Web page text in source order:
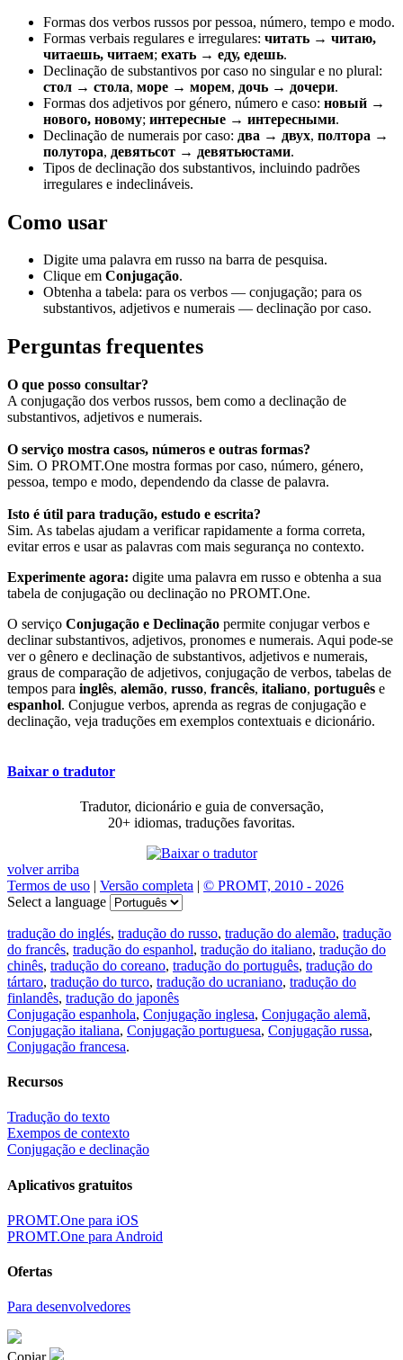
Formas dos verbos russos por pessoa, número, tempo e modo.
Formas verbais regulares e irregulares: читать → читаю,
читаешь, читаем; ехать → еду, едешь.
Declinação de substantivos por caso no singular e no plural:
стол → стола, море → морем, дочь → дочери.
Formas dos adjetivos por género, número e caso: новый →
нового, новому; интересные → интересными.
Declinação de numerais por caso: два → двух, полтора →
полутора, девятьсот → девятьюстами.
Tipos de declinação dos substantivos, incluindo padrões
irregulares e indeclináveis.
Como usar
Digite uma palavra em russo na barra de pesquisa.
Clique em Conjugação.
Obtenha a tabela: para os verbos — conjugação; para os
substantivos, adjetivos e numerais — declinação por caso.
Perguntas frequentes
O que posso consultar?
A conjugação dos verbos russos, bem como a declinação de
substantivos, adjetivos e numerais.
O serviço mostra casos, números e outras formas?
Sim. O PROMT.One mostra formas por caso, número, género,
pessoa, tempo e modo, dependendo da classe de palavra.
Isto é útil para tradução, estudo e escrita?
Sim. As tabelas ajudam a verificar rapidamente a forma correta,
evitar erros e usar as palavras com mais segurança no contexto.
Experimente agora: digite uma palavra em russo e obtenha a sua
tabela de conjugação ou declinação no PROMT.One.
O serviço Conjugação e Declinação permite conjugar verbos e
declinar substantivos, adjetivos, pronomes e numerais. Aqui pode-se
ver o gênero e declinação de substantivos, adjetivos e numerais,
graus de comparação de adjetivos, conjugação de verbos, tabelas de
tempos para inglês, alemão, russo, francês, italiano, português e
espanhol. Conjugue verbos, aprenda as regras de conjugação e
declinação, veja traduções em exemplos contextuais e dicionário.
Baixar o tradutor
Tradutor, dicionário e guia de conversação,
20+ idiomas, traduções favoritas.
volver arriba
Termos de uso | Versão completa | © PROMT, 2010 - 2026
Select a language
tradução do inglés, tradução do russo, tradução do alemão, tradução
do francês, tradução do espanhol, tradução do italiano, tradução do
chinês, tradução do coreano, tradução do português, tradução do
tártaro, tradução do turco, tradução do ucraniano, tradução do
finlandês, tradução do japonês
Conjugação espanhola, Conjugação inglesa, Conjugação alemã,
Conjugação italiana, Conjugação portuguesa, Conjugação russa,
Conjugação francesa.
Recursos
Tradução do texto
Exempos de contexto
Conjugação e declinação
Aplicativos gratuitos
PROMT.One para iOS
PROMT.One para Android
Ofertas
Para desenvolvedores